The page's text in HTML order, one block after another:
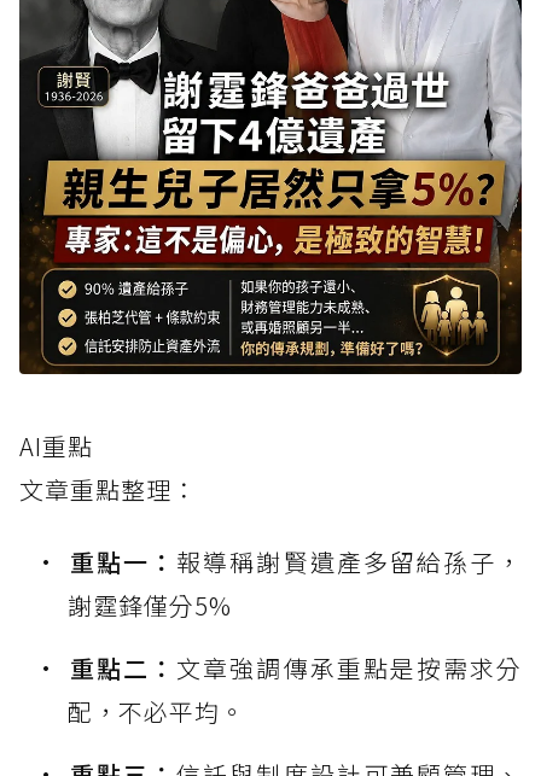
AI重點
文章重點整理：
重點一： 報導稱謝賢遺產多留給孫子，
謝霆鋒僅分5%
重點二： 文章強調傳承重點是按需求分
配，不必平均。